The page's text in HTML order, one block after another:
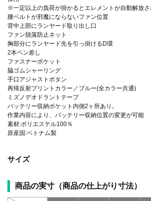
※一定以上の負荷が掛かるとエレメントが自動解放さ
腰ベルトが邪魔にならないファン位置
背中上部にランヤード取り出し口
ファン脱落防止ネット
胸部分にランヤード先を引っ掛けるD環
2本ペン差し
ファスナーポケット
脇ゴムシャーリング
手口アジャストボタン
再帰反射プリントカラー／ブルー(全カラー共通)
ミズノデオドラントテープ
バッテリー収納ポケット内側2ヶ所あり。
作業内容により、バッテリー収納位置の変更が可能
素材:ポリエステル100％
原産国:ベトナム製
サイズ
商品の実寸（商品の仕上がり寸法）